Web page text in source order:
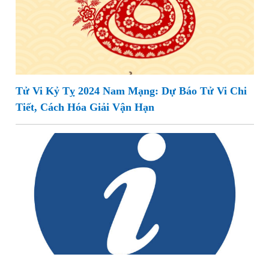
Tử Vi Kỷ Tỵ 2024 Nam Mạng: Dự Báo Tử Vi Chi
Tiết, Cách Hóa Giải Vận Hạn